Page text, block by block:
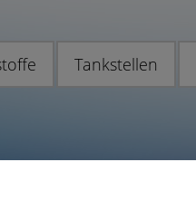
Tankstellen